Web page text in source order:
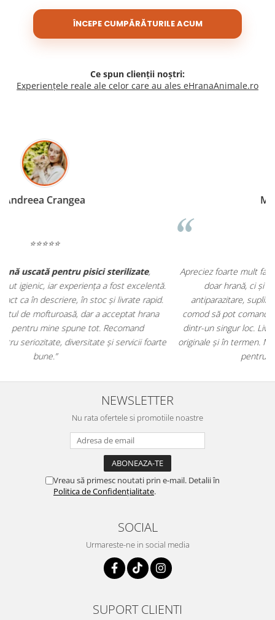
ÎNCEPE CUMPĂRĂTURILE ACUM
Ce spun clienții noștri:
Experiențele reale ale celor care au ales eHranaAnimale.ro
Apreciez foarte mult faptul că peehranaanimale.rogăsesc nu
doar hrană, ci și produse dinfarmacia veterinară:
antiparazitare, suplimente și soluții de îngrijire. Este foarte
comod să pot comanda tot ce am nevoie pentru animalul meu
dintr-un singur loc. Livrarea a fost rapidă, iar produsele au fost
originale și în termen. Magazin serios, bine organizat și foarte util
NEWSLETTER
Nu rata ofertele si promotiile noastre
Vreau să primesc noutati prin e-mail. Detalii în
Politica de Confidențialitate.
SOCIAL
Urmareste-ne in social media
SUPORT CLIENTI